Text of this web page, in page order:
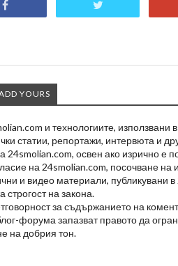
YOURS
и технологиите, използвани
статии, репортажи, интервюта и
24smolian.com, освен ако изрично е
на 24smolian.com, посочване на
и видео материали, публикувани
строгост на закона.
за съдържанието на
форума запазват правото да
на добрия тон.